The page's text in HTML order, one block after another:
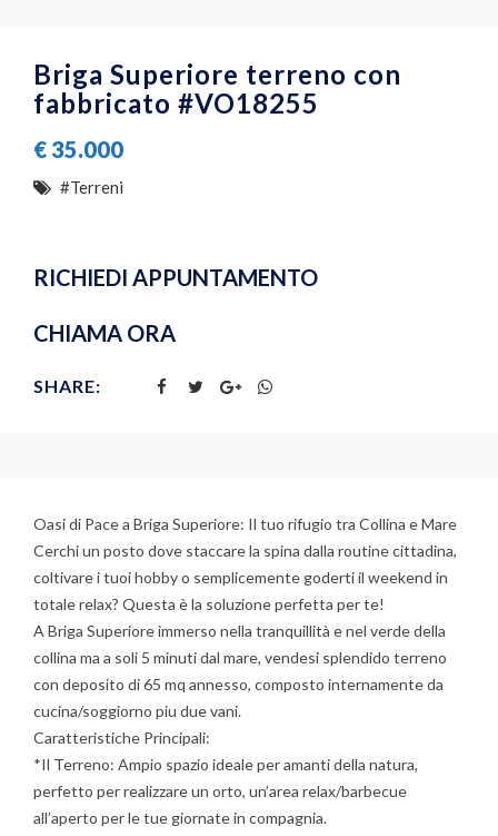
Briga Superiore terreno con
fabbricato #VO18255
€ 35.000
#Terreni
RICHIEDI APPUNTAMENTO
CHIAMA ORA
SHARE:
Oasi di Pace a Briga Superiore: Il tuo rifugio tra Collina e Mare
Cerchi un posto dove staccare la spina dalla routine cittadina,
coltivare i tuoi hobby o semplicemente goderti il weekend in
totale relax? Questa è la soluzione perfetta per te!
A Briga Superiore immerso nella tranquillità e nel verde della
collina ma a soli 5 minuti dal mare, vendesi splendido terreno
con deposito di 65 mq annesso, composto internamente da
cucina/soggiorno piu due vani.
Caratteristiche Principali:
*Il Terreno: Ampio spazio ideale per amanti della natura,
perfetto per realizzare un orto, un’area relax/barbecue
all’aperto per le tue giornate in compagnia.